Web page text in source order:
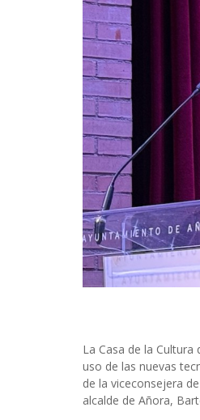
La Casa de la
uso de las nuevas
de la viceconsejera
alcalde de Añora,